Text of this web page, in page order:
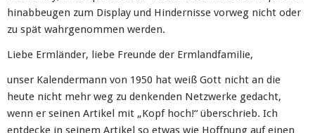
hinabbeugen zum Display und Hindernisse vorweg nicht oder
zu spät wahrgenommen werden.
Liebe Ermländer, liebe Freunde der Ermlandfamilie,
unser Kalendermann von 1950 hat weiß Gott nicht an die
heute nicht mehr weg zu denkenden Netzwerke gedacht,
wenn er seinen Artikel mit „Kopf hoch!“ überschrieb. Ich
entdecke in seinem Artikel so etwas wie Hoffnung auf einen